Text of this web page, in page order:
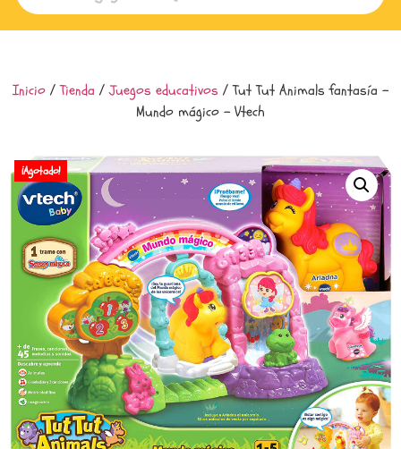
Inicio /Tienda /Juegos educativos / Tut Tut Animals fantasía –
Mundo mágico – Vtech
¡Agotado!